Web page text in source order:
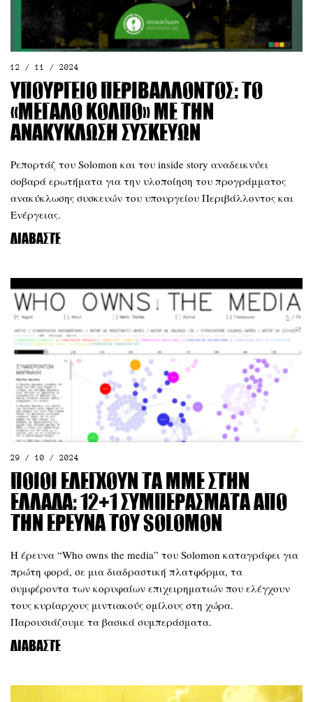
12 / 11 / 2024
Υπουργείο Περιβάλλοντος: Το
«μεγάλο κόλπο» με την
ανακύκλωση συσκευών
Ρεπορτάζ του Solomon και του inside story αναδεικνύει
σοβαρά ερωτήματα για την υλοποίηση του προγράμματος
ανακύκλωσης συσκευών του υπουργείου Περιβάλλοντος και
Ενέργειας.
Διαβάστε
29 / 10 / 2024
Ποιοι ελέγχουν τα ΜΜΕ στην
Ελλάδα: 12+1 συμπεράσματα από
την έρευνα του Solomon
Η έρευνα “Who owns the media” του Solomon καταγράφει για
πρώτη φορά, σε μια διαδραστική πλατφόρμα, τα
συμφέροντα των κορυφαίων επιχειρηματιών που ελέγχουν
τους κυρίαρχους μιντιακούς ομίλους στη χώρα.
Παρουσιάζουμε τα βασικά συμπεράσματα.
Διαβάστε